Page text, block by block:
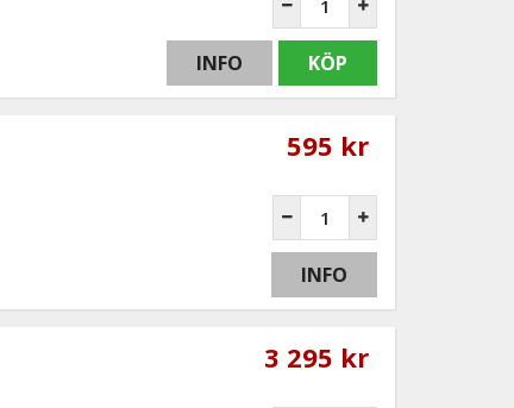
INFO KÖP
595 kr
INFO
3 295 kr